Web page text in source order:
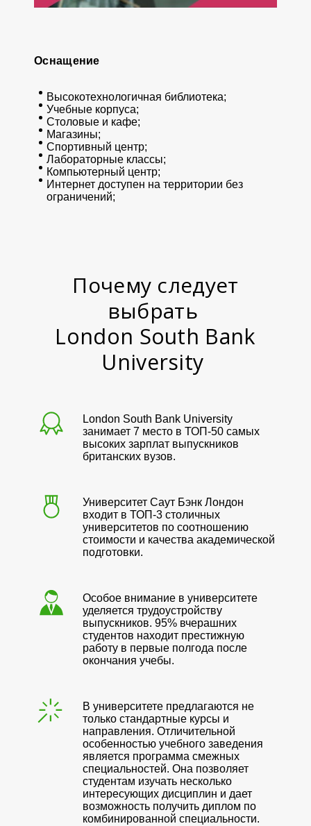
Оснащение
Высокотехнологичная библиотека;
Учебные корпуса;
Столовые и кафе;
Магазины;
Спортивный центр;
Лабораторные классы;
Компьютерный центр;
Интернет доступен на территории без
ограничений;
Почему следует
выбрать
London South Bank
University
London South Bank University
занимает 7 место в ТОП-50 самых
высоких зарплат выпускников
британских вузов.
Университет Саут Бэнк Лондон
входит в ТОП-3 столичных
университетов по соотношению
стоимости и качества академической
подготовки.
Особое внимание в университете
уделяется трудоустройству
выпускников. 95% вчерашних
студентов находит престижную
работу в первые полгода после
окончания учебы.
В университете предлагаются не
только стандартные курсы и
направления. Отличительной
особенностью учебного заведения
является программа смежных
специальностей. Она позволяет
студентам изучать несколько
интересующих дисциплин и дает
возможность получить диплом по
комбинированной специальности.